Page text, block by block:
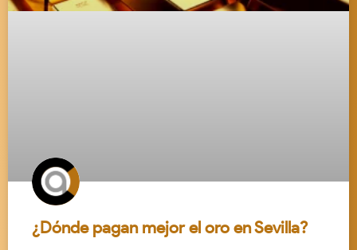
¿Dónde pagan mejor el oro en Sevilla?